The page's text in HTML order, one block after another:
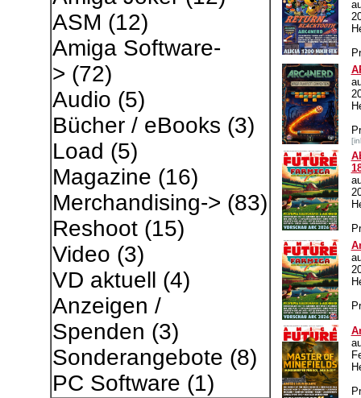
ASM (12)
Amiga Software-
> (72)
Audio (5)
Bücher / eBooks (3)
Load (5)
Magazine (16)
Merchandising-> (83)
Reshoot(15)
Video (3)
VD aktuell (4)
Anzeigen /
Spenden (3)
Sonderangebote (8)
PC Software (1)